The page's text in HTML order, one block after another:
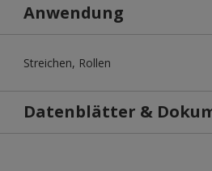
Anwendung
Streichen, Rollen
Datenblätter &